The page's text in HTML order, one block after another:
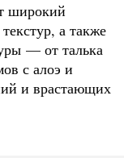
широкий
а также
— от талька
с алоэ и
и врастающих